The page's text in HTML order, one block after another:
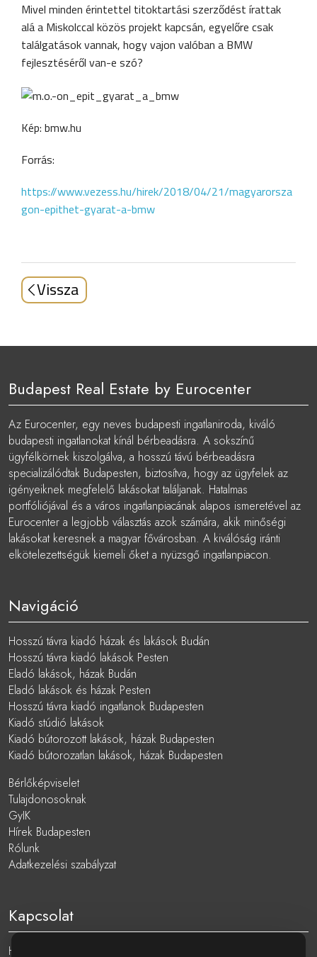
Mivel minden érintettel titoktartási szerződést írattak
alá a Miskolccal közös projekt kapcsán, egyelőre csak
találgatások vannak, hogy vajon valóban a BMW
fejlesztéséről van-e szó?
Kép: bmw.hu
Forrás:
https://www.vezess.hu/hirek/2018/04/21/magyarorsza
gon-epithet-gyarat-a-bmw
Vissza
Budapest Real Estate by Eurocenter
Az Eurocenter, egy neves budapesti ingatlaniroda, kiváló
budapesti ingatlanokat kínál bérbeadásra. A sokszínű
ügyfélkörnek kiszolgálva, a hosszú távú bérbeadásra
specializálódtak Budapesten, biztosítva, hogy az ügyfelek az
igényeiknek megfelelő lakásokat találjanak. Hatalmas
portfóliójával és a város ingatlanpiacának alapos ismeretével az
Eurocenter a legjobb választás azok számára, akik minőségi
lakásokat keresnek a magyar fővárosban. A kiválóság iránti
elkötelezettségük kiemeli őket a nyüzsgő ingatlanpiacon.
Navigáció
Hosszú távra kiadó házak és lakások Budán
Hosszú távra kiadó lakások Pesten
Eladó lakások, házak Budán
Eladó lakások és házak Pesten
Hosszú távra kiadó ingatlanok Budapesten
Kiadó stúdió lakások
Kiadó bútorozott lakások, házak Budapesten
Kiadó bútorozatlan lakások, házak Budapesten
Bérlőképviselet
Tulajdonosoknak
GyIK
Hírek Budapesten
Rólunk
Adatkezelési szabályzat
Kapcsolat
Hungary, 1051 Budapest, Nádor utca 19.